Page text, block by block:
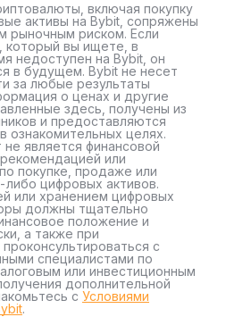
включая покупку
активы на Bybit, сопряжены
рыночным риском. Если
который вы ищете, в
недоступен на Bybit, он
в будущем. Bybit не несет
за любые результаты
о ценах и другие
здесь, получены из
и предоставляются
ознакомительных целях.
является финансовой
или
покупке, продаже или
либо цифровых активов.
или хранением цифровых
должны тщательно
положение и
а также при
с
специалистами по
или инвестиционным
дополнительной
с Условиями
.